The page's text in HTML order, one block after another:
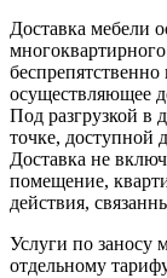
Доставка мебели
беспрепятственно
осуществляющее
Под разгрузкой в
точке, доступной
Доставка не
помещение,
действия,
Услуги по заносу
отдельному